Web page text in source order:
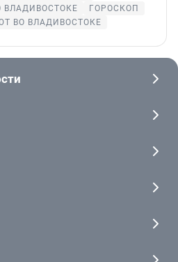
ВЛАДИВОСТОКЕ
ГОРОСКОП
ВО ВЛАДИВОСТОКЕ